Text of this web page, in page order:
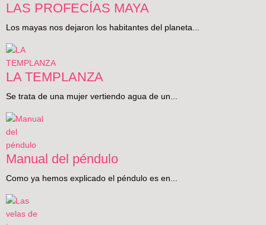
LAS PROFECÍAS MAYA
Los mayas nos dejaron los habitantes del planeta...
LA TEMPLANZA
Se trata de una mujer vertiendo agua de un...
Manual del péndulo
Como ya hemos explicado el péndulo es en...